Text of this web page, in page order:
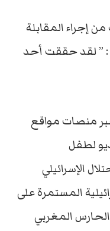
إجراء المقابلة
: ” لقد حققت أحد
منصات مواقع
لطفل
الإسرائيلي
المستمرة على
المغربي